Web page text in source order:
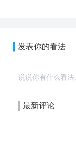
发表你的看法
最新评论